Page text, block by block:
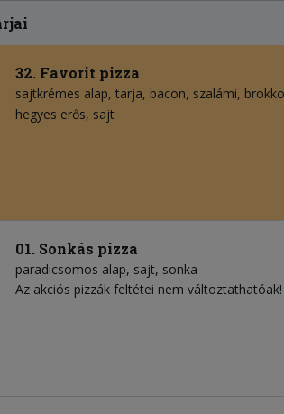
32. Favorit pizza
sajtkrémes alap tarja bacon szalámi
hegyes erős sajt
01. Sonkás pizza
paradicsomos alap sajt sonka
Az akciós pizzák feltétei nem változtathatóak!